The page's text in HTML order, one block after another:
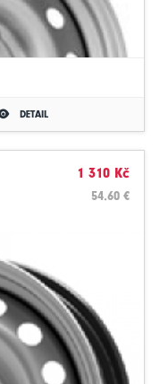
DETAIL
1 310 Kč
54.60 €